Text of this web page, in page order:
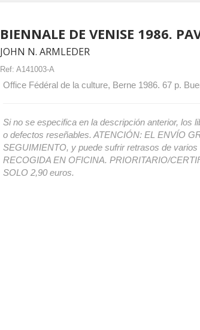
BIENNALE DE VENISE 1986.
JOHN N. ARMLEDER
Ref: A141003-A
Office Fédéral de la culture, Berne 1986. 67 p.
Si no se especifica en la descripción anterior, los
o defectos reseñables. ATENCIÓN: EL ENVÍO
SEGUIMIENTO, y puede sufrir retrasos de
RECOGIDA EN OFICINA. PRIORITARIO/
SOLO 2,90 euros.